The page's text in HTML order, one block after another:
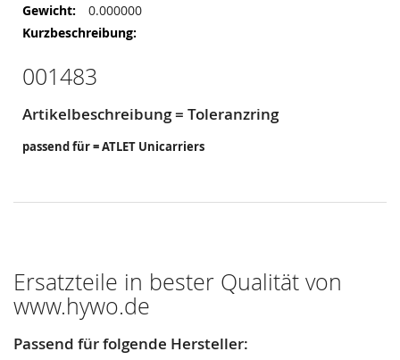
Mehr
Informationen
0.000000
001483
Artikelbeschreibung = Toleranzring
passend für = ATLET Unicarriers
Ersatzteile in bester Qualität von
www.hywo.de
Passend für folgende Hersteller: